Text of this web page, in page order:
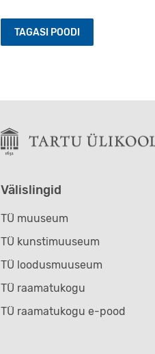
TAGASI POODI
Välislingid
TÜ muuseum
TÜ kunstimuuseum
TÜ loodusmuuseum
TÜ raamatukogu
TÜ raamatukogu e-pood